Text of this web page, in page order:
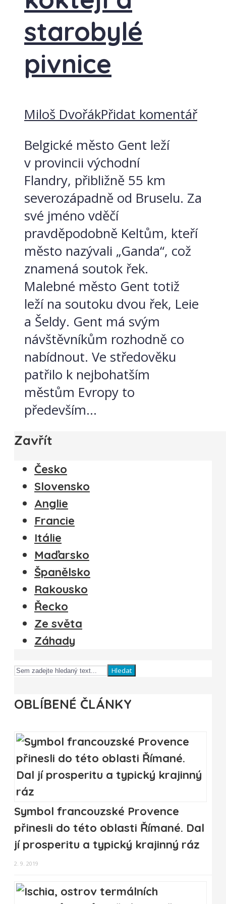
starobylé
pivnice
Miloš DvořákPřidat komentář
Belgické město Gent leží
v provincii východní
Flandry, přibližně 55 km
severozápadně od Bruselu. Za
své jméno vděčí
pravděpodobně Keltům, kteří
město nazývali „Ganda“, což
znamená soutok řek.
Malebné město Gent totiž
leží na soutoku dvou řek, Leie
a Šeldy. Gent má svým
návštěvníkům rozhodně co
nabídnout. Ve středověku
patřilo k nejbohatším
městům Evropy to
především...
Zavřít
Česko
Slovensko
Anglie
Francie
Itálie
Maďarsko
Španělsko
Rakousko
Řecko
Ze světa
Záhady
Hledat
OBLÍBENÉ ČLÁNKY
Symbol francouzské Provence
přinesli do této oblasti Římané. Dal
jí prosperitu a typický krajinný ráz
2. 9. 2019